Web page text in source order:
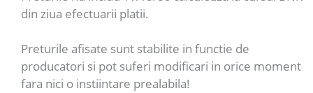
din ziua efectuarii platii.
Preturile afisate sunt stabilite in functie de
producatori si pot suferi modificari in orice moment
fara nici o instiintare prealabila!